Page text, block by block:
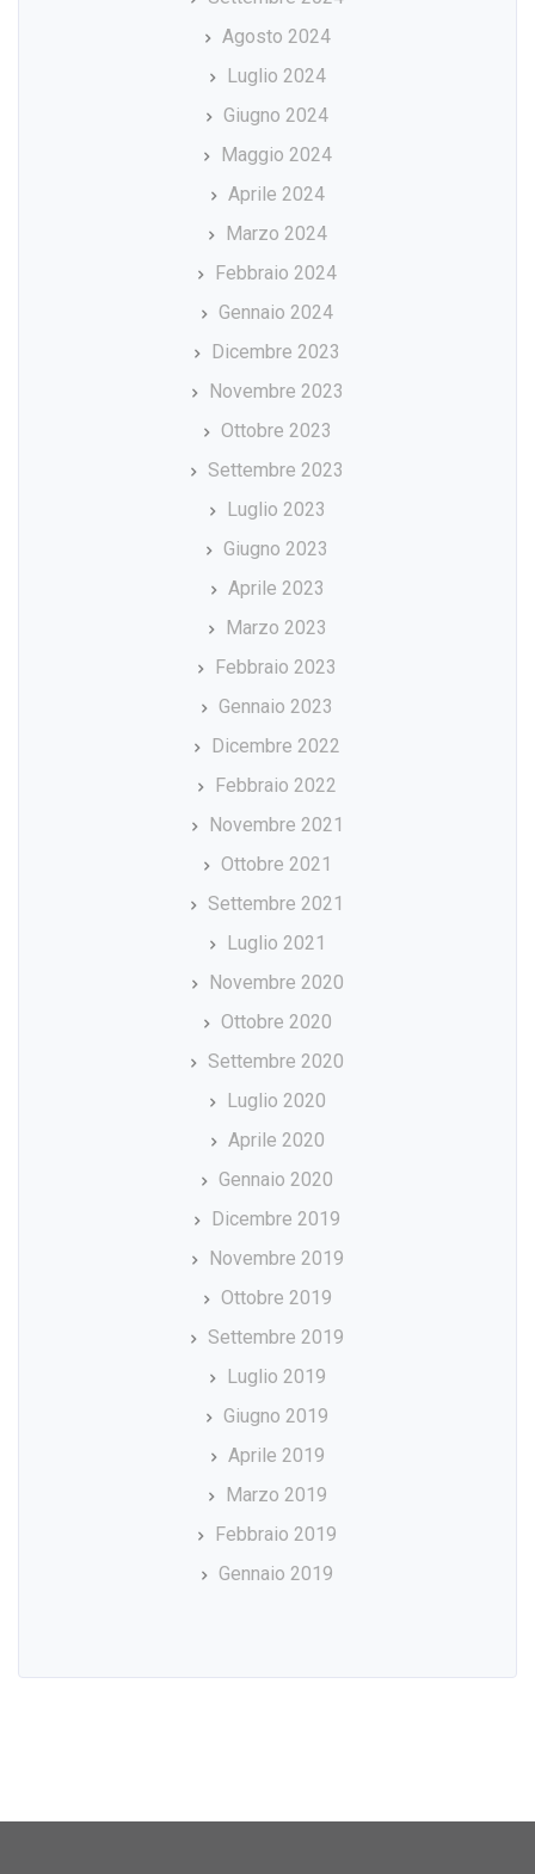
Agosto 2024
Luglio 2024
Giugno 2024
Maggio 2024
Aprile 2024
Marzo 2024
Febbraio 2024
Gennaio 2024
Dicembre 2023
Novembre 2023
Ottobre 2023
Settembre 2023
Luglio 2023
Giugno 2023
Aprile 2023
Marzo 2023
Febbraio 2023
Gennaio 2023
Dicembre 2022
Febbraio 2022
Novembre 2021
Ottobre 2021
Settembre 2021
Luglio 2021
Novembre 2020
Ottobre 2020
Settembre 2020
Luglio 2020
Aprile 2020
Gennaio 2020
Dicembre 2019
Novembre 2019
Ottobre 2019
Settembre 2019
Luglio 2019
Giugno 2019
Aprile 2019
Marzo 2019
Febbraio 2019
Gennaio 2019